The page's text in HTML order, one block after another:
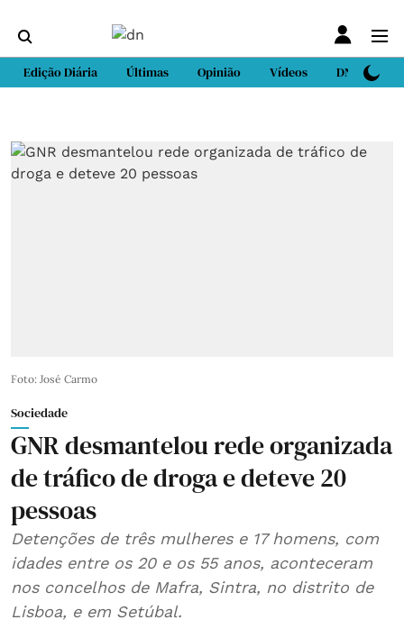
Edição Diária Últimas Opinião Vídeos DN Sport
Foto: José Carmo
Sociedade
GNR desmantelou rede organizada
de tráfico de droga e deteve 20
pessoas
Detenções de três mulheres e 17 homens, com
idades entre os 20 e os 55 anos, aconteceram
nos concelhos de Mafra, Sintra, no distrito de
Lisboa, e em Setúbal.